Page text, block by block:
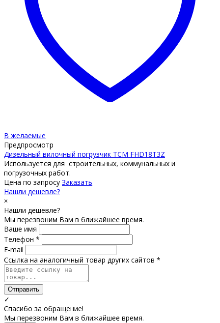
В желаемые
Предпросмотр
Дизельный вилочный погрузчик TCM FHD18T3Z
Используется для строительных, коммунальных и
погрузочных работ.
Цена по запросу Заказать
Нашли дешевле?
×
Нашли дешевле?
Мы перезвоним Вам в ближайшее время.
Ваше имя
Телефон *
E-mail
Ссылка на аналогичный товар других сайтов *
Отправить
✓
Спасибо за обращение!
Мы перезвоним Вам в ближайшее время.